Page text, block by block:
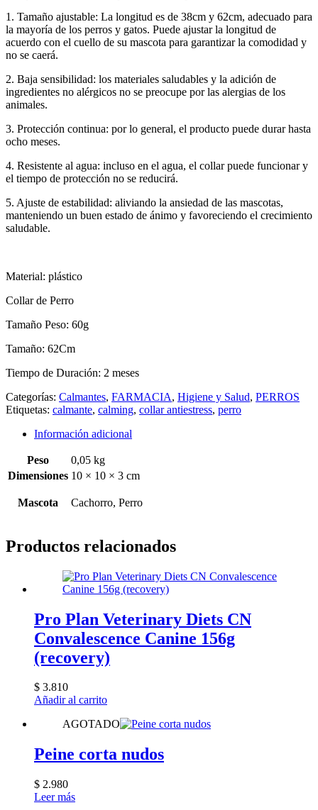
1. Tamaño ajustable: La longitud es de 38cm y 62cm, adecuado para
la mayoría de los perros y gatos. Puede ajustar la longitud de
acuerdo con el cuello de su mascota para garantizar la comodidad y
no se caerá.
2. Baja sensibilidad: los materiales saludables y la adición de
ingredientes no alérgicos no se preocupe por las alergias de los
animales.
3. Protección continua: por lo general, el producto puede durar hasta
ocho meses.
4. Resistente al agua: incluso en el agua, el collar puede funcionar y
el tiempo de protección no se reducirá.
5. Ajuste de estabilidad: aliviando la ansiedad de las mascotas,
manteniendo un buen estado de ánimo y favoreciendo el crecimiento
saludable.
Material: plástico
Collar de Perro
Tamaño Peso: 60g
Tamaño: 62Cm
Tiempo de Duración: 2 meses
Categorías: Calmantes, FARMACIA, Higiene y Salud, PERROS
Etiquetas: calmante, calming, collar antiestress, perro
Información adicional
Peso
0,05 kg
Dimensiones 10 × 10 × 3 cm
Mascota Cachorro, Perro
Productos relacionados
Pro Plan Veterinary Diets CN
Convalescence Canine 156g
(recovery)
$ 3.810
Añadir al carrito
AGOTADO
Peine corta nudos
$ 2.980
Leer más